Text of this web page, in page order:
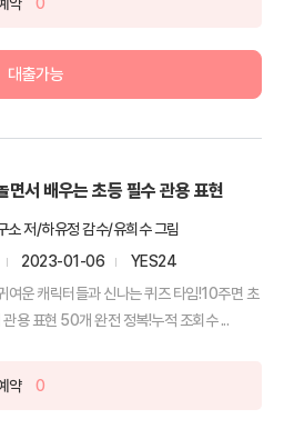
대출가능
면서 배우는 초등 필수 관용 표현
소 저/하유정 감수/유희수 그림
2023-01-06
YES24
여운 캐릭터들과 신나는 퀴즈 타임!10주면 초
관용 표현 50개 완전 정복!누적 조회수 ...
약 0